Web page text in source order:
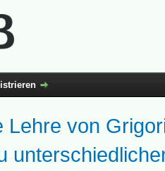
Lehre von